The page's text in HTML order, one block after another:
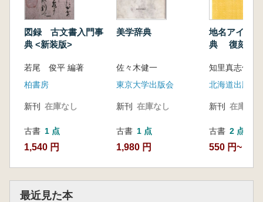
図録 古文書入門事
典 <新装版>
若尾 俊平 編著
柏書房
新刊 在庫なし
古書 1 点
1,540 円
美学辞典
佐々木健一
東京大学出版会
新刊 在庫なし
古書 1 点
1,980 円
地名アイヌ
典 復刻版
知里真志保著
新刊 在庫なし
古書 2 点
550 円~
最近見た本